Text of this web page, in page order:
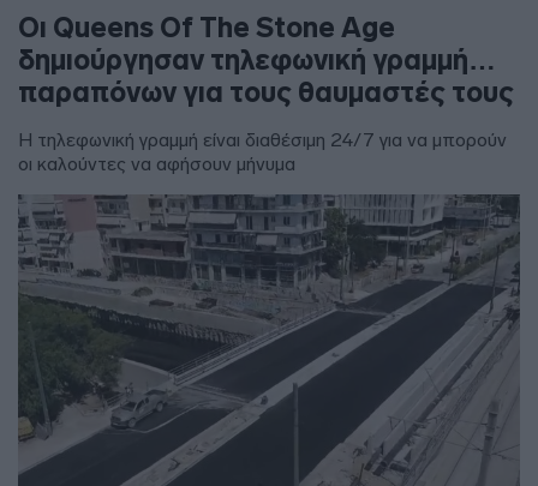
Οι Queens Of The Stone Age
δημιούργησαν τηλεφωνική γραμμή…
παραπόνων για τους θαυμαστές τους
Η τηλεφωνική γραμμή είναι διαθέσιμη 24/7 για να μπορούν
οι καλούντες να αφήσουν μήνυμα